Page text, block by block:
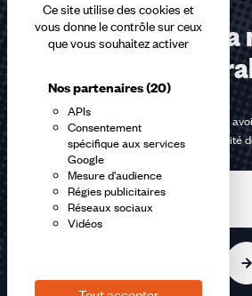
Ce site utilise des cookies et
vous donne le contrôle sur ceux
que vous souhaitez activer
Nos partenaires(20)
APIs
Consentement
spécifique aux services
Google
Mesure d'audience
Régies publicitaires
Réseaux sociaux
Vidéos
Abonnez-vous à
En m'inscrivant à la newsletter, j'affirme
lapolitique de confidentialité